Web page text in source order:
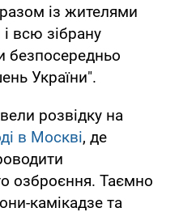
із жителями
всю зібрану
безпосередньо
України".
розвідку на
в Москві, де
озброєння. Таємно
камікадзе та